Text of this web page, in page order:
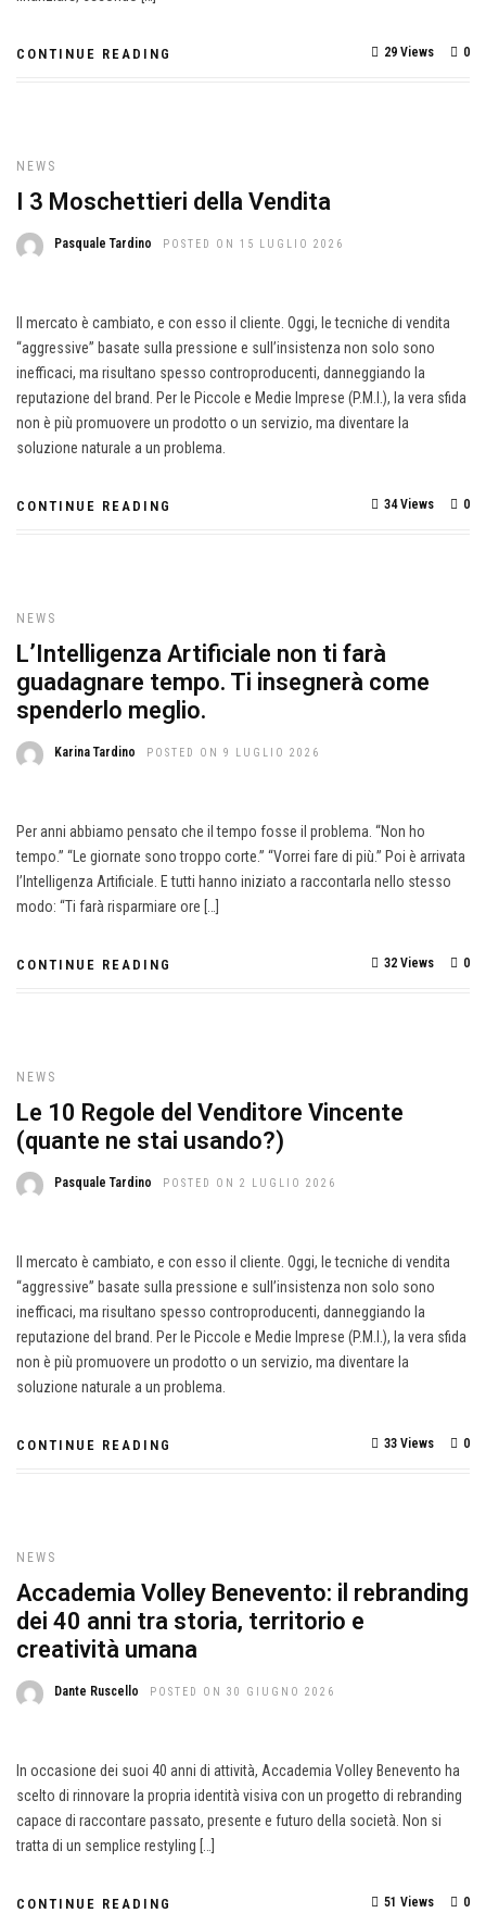
CONTINUE READING 0
29 Views
NEWS
I 3 Moschettieri della Vendita
Pasquale Tardino POSTED ON 15 LUGLIO 2026
Il mercato è cambiato, e con esso il cliente. Oggi, le tecniche di vendita
“aggressive” basate sulla pressione e sull’insistenza non solo sono
inefficaci, ma risultano spesso controproducenti, danneggiando la
reputazione del brand. Per le Piccole e Medie Imprese (P.M.I.), la vera sfida
non è più promuovere un prodotto o un servizio, ma diventare la
soluzione naturale a un problema.
CONTINUE READING 0
34 Views
NEWS
L’Intelligenza Artificiale non ti farà
guadagnare tempo. Ti insegnerà come
spenderlo meglio.
Karina Tardino POSTED ON 9 LUGLIO 2026
Per anni abbiamo pensato che il tempo fosse il problema. “Non ho
tempo.” “Le giornate sono troppo corte.” “Vorrei fare di più.” Poi è arrivata
l’Intelligenza Artificiale. E tutti hanno iniziato a raccontarla nello stesso
modo: “Ti farà risparmiare ore […]
CONTINUE READING 0
32 Views
NEWS
Le 10 Regole del Venditore Vincente
(quante ne stai usando?)
Pasquale Tardino POSTED ON 2 LUGLIO 2026
Il mercato è cambiato, e con esso il cliente. Oggi, le tecniche di vendita
“aggressive” basate sulla pressione e sull’insistenza non solo sono
inefficaci, ma risultano spesso controproducenti, danneggiando la
reputazione del brand. Per le Piccole e Medie Imprese (P.M.I.), la vera sfida
non è più promuovere un prodotto o un servizio, ma diventare la
soluzione naturale a un problema.
CONTINUE READING 0
33 Views
NEWS
Accademia Volley Benevento: il rebranding
dei 40 anni tra storia, territorio e
creatività umana
Dante Ruscello POSTED ON 30 GIUGNO 2026
In occasione dei suoi 40 anni di attività, Accademia Volley Benevento ha
scelto di rinnovare la propria identità visiva con un progetto di rebranding
capace di raccontare passato, presente e futuro della società. Non si
tratta di un semplice restyling […]
CONTINUE READING 0
51 Views